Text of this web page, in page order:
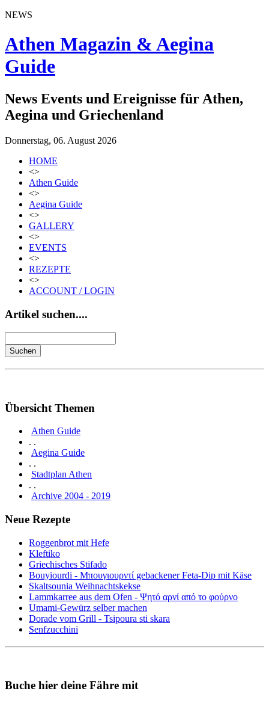
NEWS
Athen Magazin & Aegina
Guide
News Events und Ereignisse für Athen,
Aegina und Griechenland
Donnerstag, 06. August 2026
HOME
<>
Athen Guide
<>
Aegina Guide
<>
GALLERY
<>
EVENTS
<>
REZEPTE
<>
ACCOUNT / LOGIN
Artikel suchen....
Übersicht Themen
Athen Guide
. .
Aegina Guide
. .
Stadtplan Athen
. .
Archive 2004 - 2019
Neue Rezepte
Roggenbrot mit Hefe
Kleftiko
Griechisches Stifado
Bouyiourdi - Μπουγιουρντί gebackener Feta-Dip mit Käse
Skaltsounia Weihnachtskekse
Lammkarree aus dem Ofen - Ψητό αρνί από το φούρνο
Umami-Gewürz selber machen
Dorade vom Grill - Tsipoura sti skara
Senfzucchini
Buche hier deine Fähre mit